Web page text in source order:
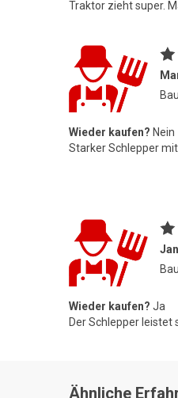
Traktor zieht super.
Wieder kaufen? Nein
Starker Schlepper
Jan
Wieder kaufen? Ja
Der Schlepper leistet
Ähnliche